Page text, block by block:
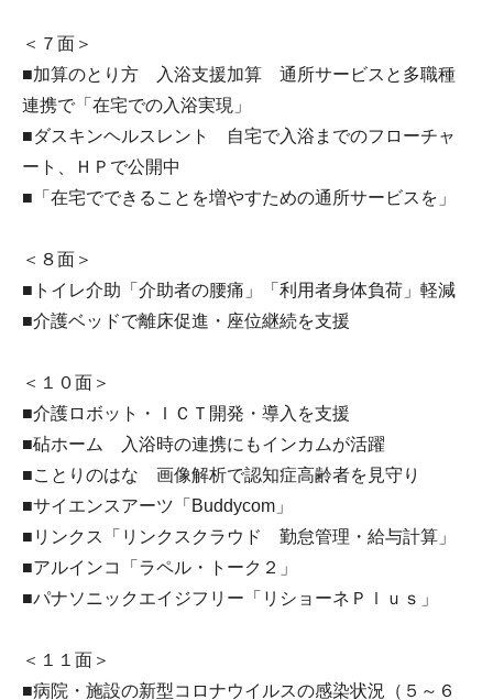
＜７面＞
■加算のとり方 入浴支援加算 通所サービスと多職種
連携で「在宅での入浴実現」
■ダスキンヘルスレント 自宅で入浴までのフローチャ
ート、ＨＰで公開中
■「在宅でできることを増やすための通所サービスを」
＜８面＞
■トイレ介助「介助者の腰痛」「利用者身体負荷」軽減
■介護ベッドで離床促進・座位継続を支援
＜１０面＞
■介護ロボット・ＩＣＴ開発・導入を支援
■砧ホーム 入浴時の連携にもインカムが活躍
■ことりのはな 画像解析で認知症高齢者を見守り
■サイエンスアーツ「Buddycom」
■リンクス「リンクスクラウド 勤怠管理・給与計算」
■アルインコ「ラペル・トーク２」
■パナソニックエイジフリー「リショーネＰｌｕｓ」
＜１１面＞
■病院・施設の新型コロナウイルスの感染状況（５～６